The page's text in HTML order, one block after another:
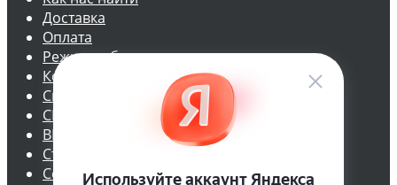
Доставка
Оплата
Режим работы
Контакты
Скидки
СКАЧАТЬ ПРИЛОЖЕНИЕ
ВКонтакте
Статьи
Семена почтой